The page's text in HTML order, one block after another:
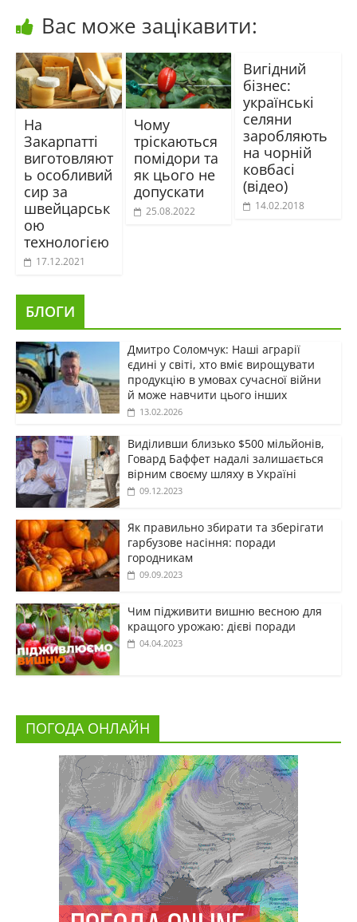
Вас може зацікавити:
На
Закарпатті
виготовляют
ь особливий
сир за
швейцарськ
ою
технологією
17.12.2021
Чому
тріскаються
помідори та
як цього не
допускати
25.08.2022
Вигідний
бізнес:
українські
селяни
заробляють
на чорній
ковбасі
(відео)
14.02.2018
БЛОГИ
Дмитро Соломчук: Наші аграрії
єдині у світі, хто вміє вирощувати
продукцію в умовах сучасної війни
й може навчити цього інших
13.02.2026
Виділивши близько $500 мільйонів,
Говард Баффет надалі залишається
вірним своєму шляху в Україні
09.12.2023
Як правильно збирати та зберігати
гарбузове насіння: поради
городникам
09.09.2023
Чим підживити вишню весною для
кращого урожаю: дієві поради
04.04.2023
ПОГОДА ОНЛАЙН